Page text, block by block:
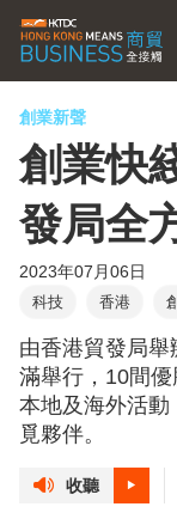
創業新聲
創業快
發局全
2023年07月06日
科技 香港
優勝初創
最喜
環境、社會、企業
元宇宙/Web3
創業快綫：國際篇
由香港貿發局舉
滿舉行，10間
本地及海外活動
覓夥伴。
收聽